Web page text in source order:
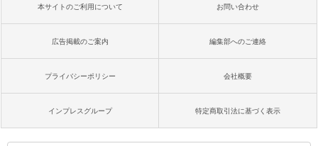
本サイトのご利用について お問い合わせ
広告掲載のご案内 編集部へのご連絡
プライバシーポリシー 会社概要
インプレスグループ 特定商取引法に基づく表示